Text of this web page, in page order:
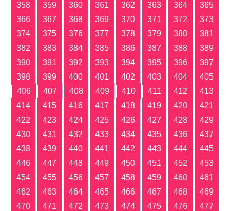
358
359 360 361 362 363 364
365
366
367 368 369 370 371 372
373
374
375 376 377 378 379 380
381
382
383 384 385 386 387 388
389
390
391 392 393 394 395 396
397
398
399 400 401 402 403 404
405
406
407 408 409 410 411 412
413
414
415 416 417 418 419 420
421
422
423 424 425 426 427 428
429
430
431 432 433 434 435 436
437
438
439 440 441 442 443 444
445
446
447 448 449 450 451 452
453
454
455 456 457 458 459 460
461
462
463 464 465 466 467 468
469
470
471 472 473 474 475 476
477